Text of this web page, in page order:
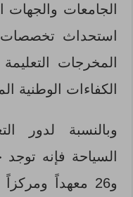
الجامعات والجهات
استحداث تخصصات
المخرجات
الكفاءات الوطنية
وبالنسبة لدور
و26 معهداً